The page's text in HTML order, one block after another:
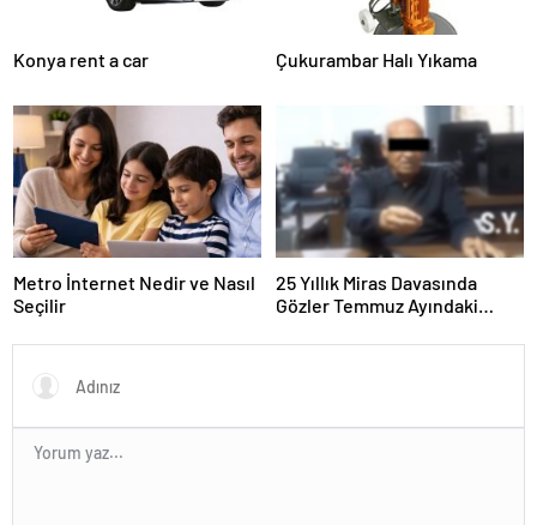
Konya rent a car Çukurambar Halı Yıkama
Metro İnternet Nedir ve Nasıl
Seçilir
25 Yıllık Miras Davasında
Gözler Temmuz Ayındaki